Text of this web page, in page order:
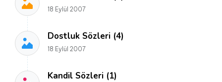
18 Eylül 2007
Dostluk Sözleri (4)
18 Eylül 2007
Kandil Sözleri (1)